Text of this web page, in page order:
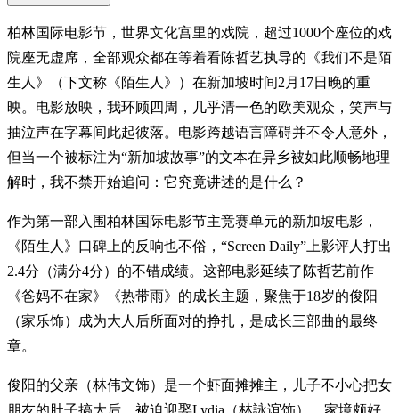
柏林国际电影节，世界文化宫里的戏院，超过1000个座位的戏
院座无虚席，全部观众都在等着看陈哲艺执导的《我们不是陌
生人》（下文称《陌生人》）在新加坡时间2月17日晚的重
映。电影放映，我环顾四周，几乎清一色的欧美观众，笑声与
抽泣声在字幕间此起彼落。电影跨越语言障碍并不令人意外，
但当一个被标注为“新加坡故事”的文本在异乡被如此顺畅地理
解时，我不禁开始追问：它究竟讲述的是什么？
作为第一部入围柏林国际电影节主竞赛单元的新加坡电影，
《陌生人》口碑上的反响也不俗，“Screen Daily”上影评人打出
2.4分（满分4分）的不错成绩。这部电影延续了陈哲艺前作
《爸妈不在家》《热带雨》的成长主题，聚焦于18岁的俊阳
（家乐饰）成为大人后所面对的挣扎，是成长三部曲的最终
章。
俊阳的父亲（林伟文饰）是一个虾面摊摊主，儿子不小心把女
朋友的肚子搞大后，被迫迎娶Lydia（林詠谊饰）。家境颇好